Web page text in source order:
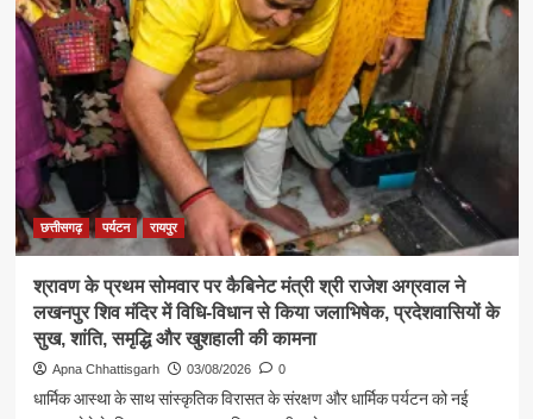
संस्कृति
मंत्री
श्री
राजेश
अग्रवाल
ने
जनदर्शन
सुनीं
आमजन
की
छत्तीसगढ़ पर्यटन रायपुर
श्रावण के प्रथम सोमवार पर कैबिनेट मंत्री श्री राजेश अग्रवाल ने
लखनपुर शिव मंदिर में विधि-विधान से किया जलाभिषेक, प्रदेशवासियों के
सुख, शांति, समृद्धि और खुशहाली की कामना
Apna Chhattisgarh 03/08/2026 0
धार्मिक आस्था के साथ सांस्कृतिक विरासत के संरक्षण और धार्मिक पर्यटन को नई